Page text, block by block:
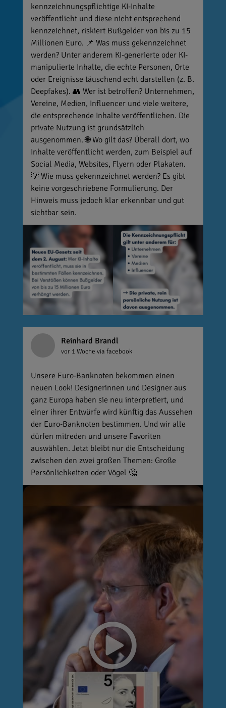
kennzeichnungspflichtige KI-Inhalte
veröffentlicht und diese nicht entsprechend
kennzeichnet, riskiert Bußgelder von bis zu 15
Millionen Euro. 📌 Was muss gekennzeichnet
werden? Unter anderem KI-generierte oder KI-
manipulierte Inhalte, die echte Personen, Orte
oder Ereignisse täuschend echt darstellen (z. B.
Deepfakes). 👥 Wer ist betroffen? Unternehmen,
Vereine, Medien, Influencer und viele weitere,
die entsprechende Inhalte veröffentlichen. Die
private Nutzung ist grundsätzlich
ausgenommen. 🌐 Wo gilt das? Überall dort, wo
Inhalte veröffentlicht werden, zum Beispiel auf
Social Media, Websites, Flyern oder Plakaten.
💡 Wie muss gekennzeichnet werden? Es gibt
keine vorgeschriebene Formulierung. Der
Hinweis muss jedoch klar erkennbar und gut
sichtbar sein.
Reinhard Brandl
vor 1 Woche via facebook
Unsere Euro-Banknoten bekommen einen
neuen Look! Designerinnen und Designer aus
ganz Europa haben sie neu interpretiert, und
einer ihrer Entwürfe wird künftig das Aussehen
der Euro-Banknoten bestimmen. Und wir alle
dürfen mitreden und unsere Favoriten
auswählen. Jetzt bleibt nur die Entscheidung
zwischen den zwei großen Themen: Große
Persönlichkeiten oder Vögel 🤔